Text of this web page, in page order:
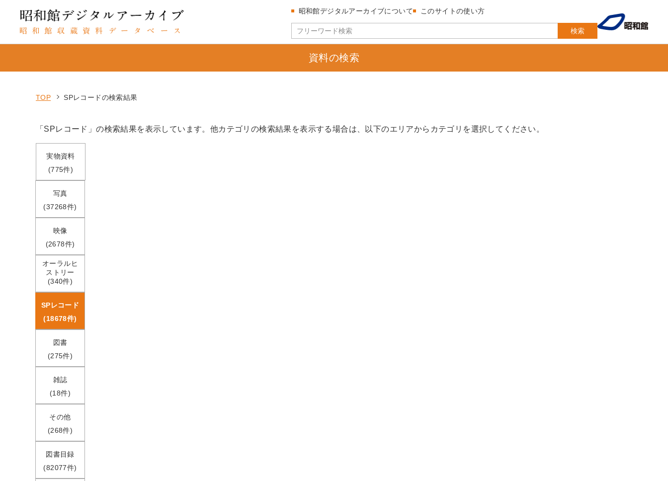
検索
昭和館デジタルアーカイブについて このサイトの使い方
資料の検索
TOP SPレコードの検索結果
「SPレコード」の検索結果を表示しています。他カテゴリの検索結果を表示する場合は、以下のエリアからカテゴリを選択してください。
実物資料
(775件)
写真
(37268件)
映像
(2678件)
オーラルヒ
ストリー
(340件)
SPレコード
(18678件)
図書
(275件)
雑誌
(18件)
その他
(268件)
図書目録
(82077件)